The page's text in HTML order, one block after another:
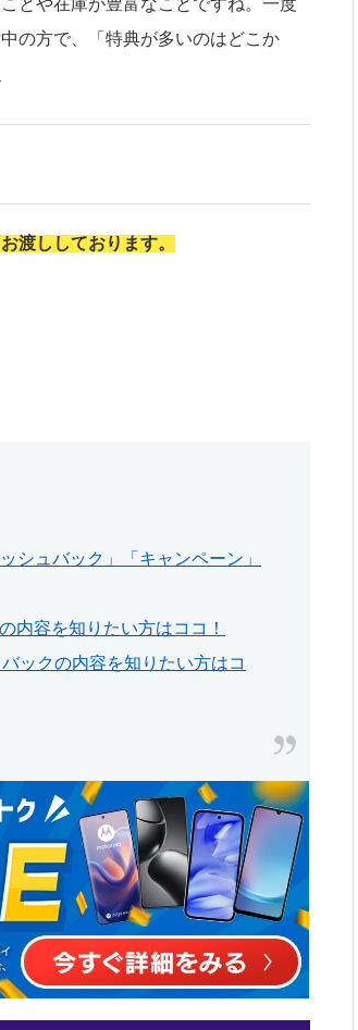
とや在庫が豊富なことですね。一度
の方で、「特典が多いのはどこか
渡ししております。
シュバック」「キャンペーン」
内容を知りたい方はココ！
ックの内容を知りたい方はコ